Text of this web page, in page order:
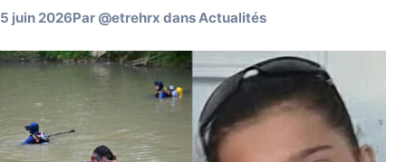
5 juin 2026Par @etrehrx dansActualités